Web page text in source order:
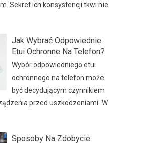
Sekret ich konsystencji tkwi nie
Jak Wybrać Odpowiednie
Etui Ochronne Na Telefon?
Wybór odpowiedniego etui
ochronnego na telefon może
być decydującym czynnikiem
przed uszkodzeniami. W
Sposoby Na Zdobycie